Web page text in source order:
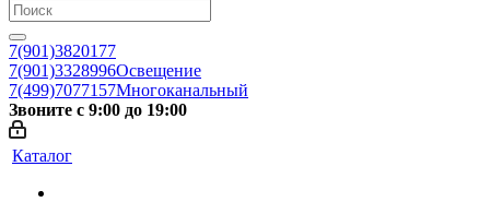
7(901)3820177
7(901)3328996Освещение
7(499)7077157Многоканальный
Звоните с 9:00 до 19:00
Каталог